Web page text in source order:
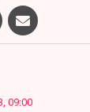
09:00